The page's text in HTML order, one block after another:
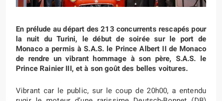
En prélude au départ des 213 concurrents rescapés pour
la nuit du Turini, le début de soirée sur le port de
Monaco a permis à S.A.S. le Prince Albert II de Monaco
de rendre un vibrant hommage à son père, S.A.S. le
Prince Rainier III, et à son goût des belles voitures.
Vibrant car le public, sur le coup de 20h00, a entendu